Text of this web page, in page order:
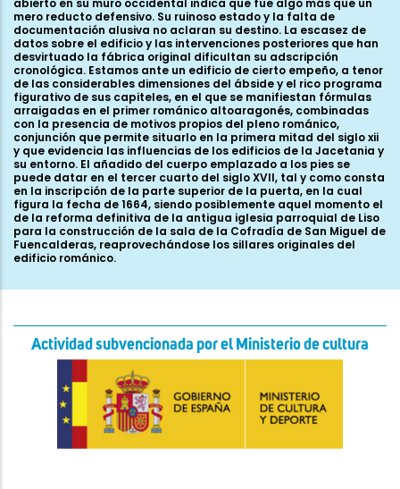
mero reducto defensivo. Su ruinoso estado y la falta de
documentación alusiva no aclaran su destino. La escasez de
datos sobre el edificio y las intervenciones posteriores que han
desvirtuado la fábrica original dificultan su adscripción
cronológica. Estamos ante un edificio de cierto empeño, a tenor
de las considerables dimensiones del ábside y el rico programa
figurativo de sus capiteles, en el que se manifiestan fórmulas
arraigadas en el primer románico altoaragonés, combinadas
con la presencia de motivos propios del pleno románico,
conjunción que permite situarlo en la primera mitad del siglo xii
y que evidencia las influencias de los edificios de la Jacetania y
su entorno. El añadido del cuerpo emplazado a los pies se
puede datar en el tercer cuarto del siglo XVII, tal y como consta
en la inscripción de la parte superior de la puerta, en la cual
figura la fecha de 1664, siendo posiblemente aquel momento el
de la reforma definitiva de la antigua iglesia parroquial de Liso
para la construcción de la sala de la Cofradía de San Miguel de
Fuencalderas, reaprovechándose los sillares originales del
edificio románico.
Actividad subvencionada por el Ministerio de cultura